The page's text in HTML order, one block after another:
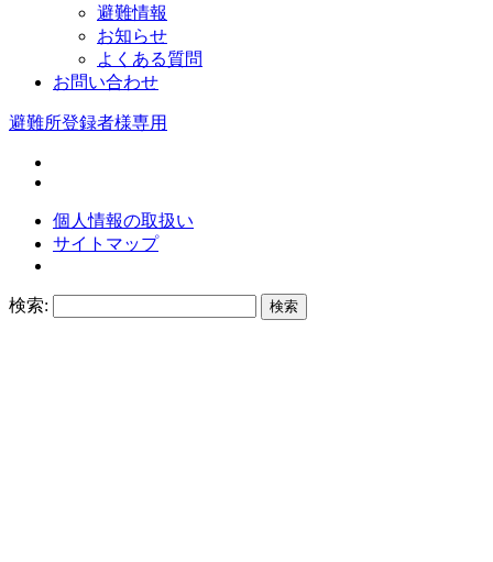
避難情報
お知らせ
よくある質問
お問い合わせ
避難所登録者様専用
個人情報の取扱い
サイトマップ
検索: